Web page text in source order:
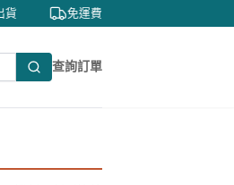
免運費
查詢訂單